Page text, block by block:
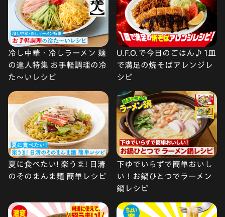
冷し中華・冷しラーメン 麺
の達人特集 お手軽調理の冷
た〜いレシピ
U.F.O.で今日のごはん♪ 1皿
で満足の焼そばアレンジレ
シピ
夏に食べたい! 楽うま! 日清
のそのまんま麺 簡単レシピ
下ゆでいらずで簡単おいし
い！お鍋ひとつでラーメン
鍋レシピ